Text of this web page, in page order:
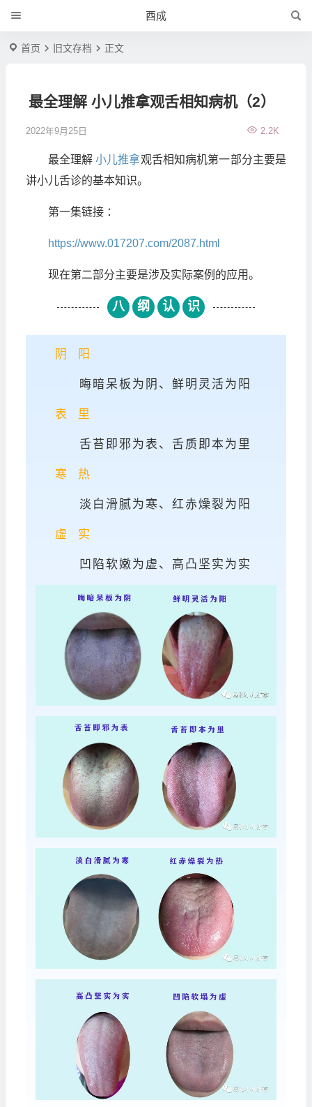
酉成
首页 旧文存档 正文
最全理解 小儿推拿观舌相知病机（2）
2022年9月25日 2.2K
最全理解小儿推拿观舌相知病机第一部分主要是
讲小儿舌诊的基本知识。
第一集链接 ：
https://www.017207.com/2087.html
现在第二部分主要是涉及实际案例的应用。
八 纲 认 识
阴 阳
晦暗呆板为阴、鲜明灵活为阳
表 里
舌苔即邪为表、 舌质即本为里
寒 热
淡白滑腻为寒、红赤燥裂为阳
虚 实
凹陷软嫩为虚、 高凸坚实为实